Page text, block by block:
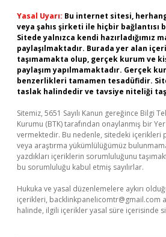
Yasal Uyarı: Bu internet sitesi,
veya şahıs şirketi ile hiçbir bağlantısı
Sitede yalnızca kendi hazırladığımız
paylaşılmaktadır. Burada yer alan
taşımamakta olup, gerçek kurum ve
paylaşım yapılmamaktadır. Gerçek
benzerlikleri tamamen tesadüfidir.
taslak halindedir ve tavsiye niteliği
Sitemiz, 5651 Sayılı Kanun gereğince Bilgi
Kurumu (BTK) tarafından onaylanmış bir
vermektedir. Bu nedenle, sitedeki içerikleri
veya araştırma yükümlülüğümüz
yazdıkları içeriklerin sorumluluğunu
bu sorumluluğu kabul etmiş sayılırlar.
Hukuka ve yasal düzenlemelere aykırı
içerikleri, backlinkpanelicomtr@gmail.com
halinde, ilgili içerikler yasal süre içerisinde